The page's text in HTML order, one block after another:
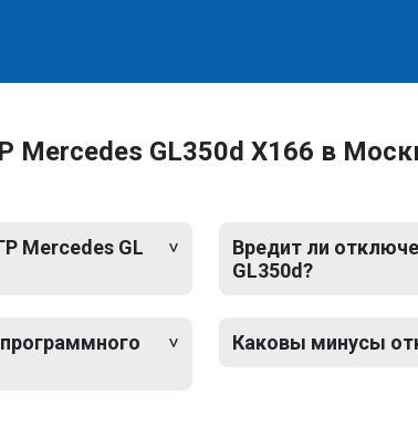
Mercedes GL350d X166 в
Mercedes GL
Вредит ли
GL350d?
Каковы минусы